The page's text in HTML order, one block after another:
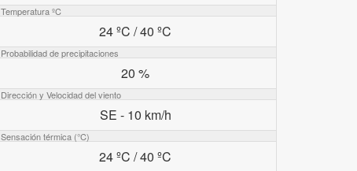
Temperatura ºC
24 ºC / 40 ºC
Probabilidad de precipitaciones
20 %
Dirección y Velocidad del viento
SE - 10 km/h
Sensación térmica (°C)
24 ºC / 40 ºC